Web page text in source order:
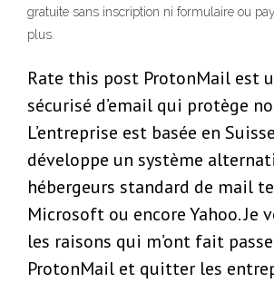
gratuite sans inscription ni formulaire ou
plus.
Rate this post ProtonMail est
sécurisé d’email qui protège
L’entreprise est basée en
développe un système
hébergeurs standard de mail
Microsoft ou encore Yahoo. Je
les raisons qui m’ont fait
ProtonMail et quitter les